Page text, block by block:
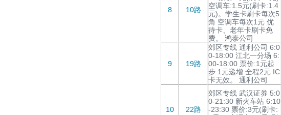
8 10路
空调车:1.5元(刷卡:1.4
元)。学生卡刷卡每次5
角 空调车每次1元 优
待卡、老年卡刷卡免
费。 鸿泰公司
9 19路
郊区专线 通利公司 6:0
0-18:00 江北一分场 6:
00-18:00 票价:1元起
步 1元递增 全程2元 IC
卡无效。 通利公司
10 22路
郊区专线 武汉证券 5:0
0-21:30 新火车站 6:10
-23:30 票价:3元(刷卡: